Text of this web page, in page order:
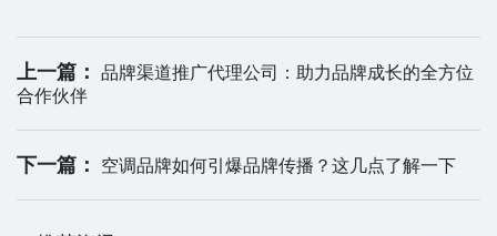
上一篇：
品牌渠道推广代理公司：助力品牌成长的全方位
合作伙伴
下一篇： 空调品牌如何引爆品牌传播？这几点了解一下